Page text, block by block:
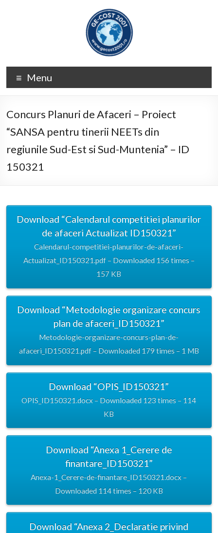
GE-
COST
2001
Menu
Concurs Planuri de Afaceri – Proiect
“SANSA pentru tinerii NEETs din
regiunile Sud-Est si Sud-Muntenia” – ID
150321
Download “Calendarul competitiei planurilor
de afaceri Actualizat ID150321”
Calendarul-competitiei-planurilor-de-afaceri-
Actualizat_ID150321.pdf – Downloaded 156 times –
157 KB
Download “Metodologie organizare concurs
plan de afaceri_ID150321”
Metodologie-organizare-concurs-plan-de-
afaceri_ID150321.pdf – Downloaded 179 times – 1 MB
Download “OPIS_ID150321”
OPIS_ID150321.docx – Downloaded 123 times – 114
KB
Download “Anexa 1_Cerere de
finantare_ID150321”
Anexa-1_Cerere-de-finantare_ID150321.docx –
Downloaded 114 times – 120 KB
Download “Anexa 2_Declaratie privind